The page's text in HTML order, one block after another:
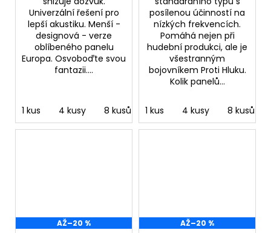
Univerzální řešení pro
lepší akustiku. Menší -
designová - verze
oblíbeného panelu
Europa. Osvoboďte svou
fantazii....
1 kus 4 kusy 8 kusů
posílenou účinností na
nízkých frekvencích.
Pomáhá nejen při
hudební produkci, ale je
všestranným
bojovníkem Proti Hluku.
Kolik panelů...
1 kus 4 kusy 8 kusů
AŽ–20 % AŽ–20 %